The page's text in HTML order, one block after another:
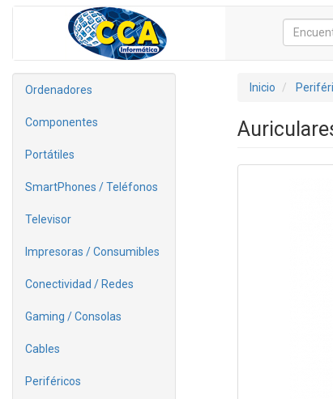
Ordenadores
Componentes
Portátiles
SmartPhones / Teléfonos
Televisor
Impresoras / Consumibles
Conectividad / Redes
Gaming / Consolas
Cables
Periféricos
Inicio